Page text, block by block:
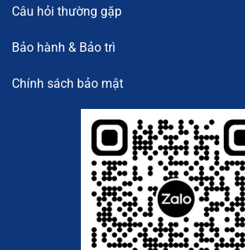
Câu hỏi thường gặp
Bảo hành & Bảo trì
Chính sách bảo mật